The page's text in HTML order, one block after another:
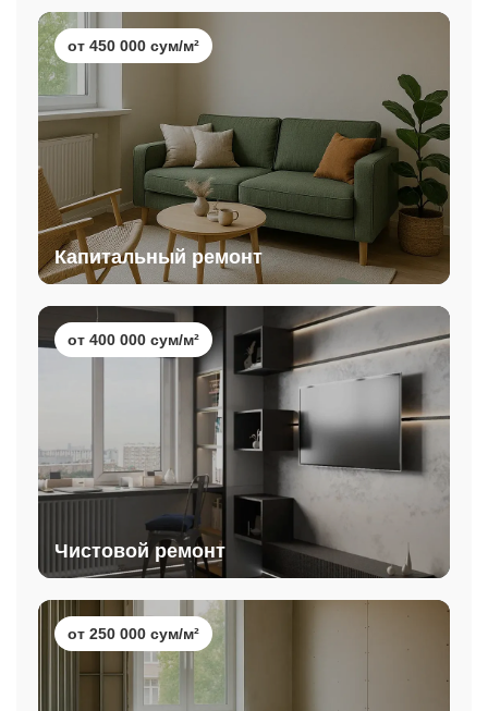
от 450 000 сум/м²
Капитальный ремонт
от 400 000 сум/м²
Чистовой ремонт
от 250 000 сум/м²